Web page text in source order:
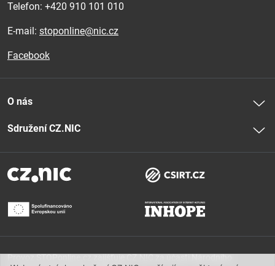
Telefon: +420 910 101 010
E-mail: stoponline@nic.cz
Facebook
O nás
Sdružení CZ.NIC
Provoz STOPonline.cz zajišťuje CZ.NIC za účasti Národního